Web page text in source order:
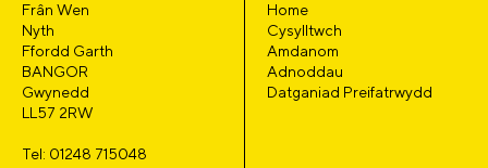
Frân Wen
Nyth
Ffordd Garth
BANGOR
Gwynedd
LL57 2RW
Tel: 01248 715048
Home
Cysylltwch
Amdanom
Adnoddau
Datganiad Preifatrwydd